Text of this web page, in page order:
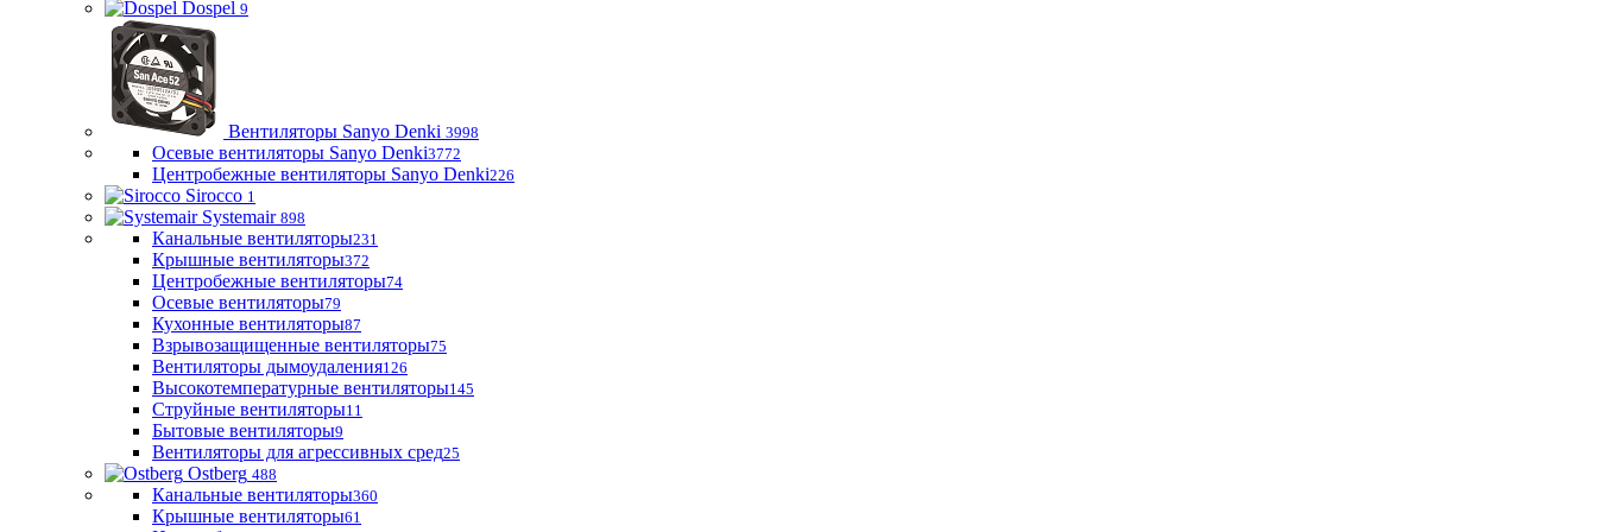
Dospel 9
Вентиляторы Sanyo Denki 3998
Осевые вентиляторы Sanyo Denki3772
Центробежные вентиляторы Sanyo Denki226
Sirocco 1
Systemair 898
Канальные вентиляторы231
Крышные вентиляторы372
Центробежные вентиляторы74
Осевые вентиляторы79
Кухонные вентиляторы87
Взрывозащищенные вентиляторы75
Вентиляторы дымоудаления126
Высокотемпературные вентиляторы145
Струйные вентиляторы11
Бытовые вентиляторы9
Вентиляторы для агрессивных сред25
Ostberg 488
Канальные вентиляторы360
Крышные вентиляторы61